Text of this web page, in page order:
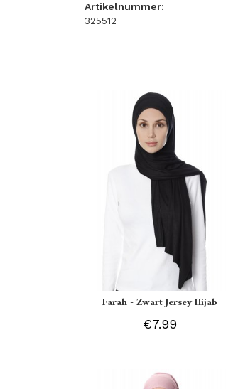
Artikelnummer:
325512
Farah - Zwart Jersey Hijab
€7.99